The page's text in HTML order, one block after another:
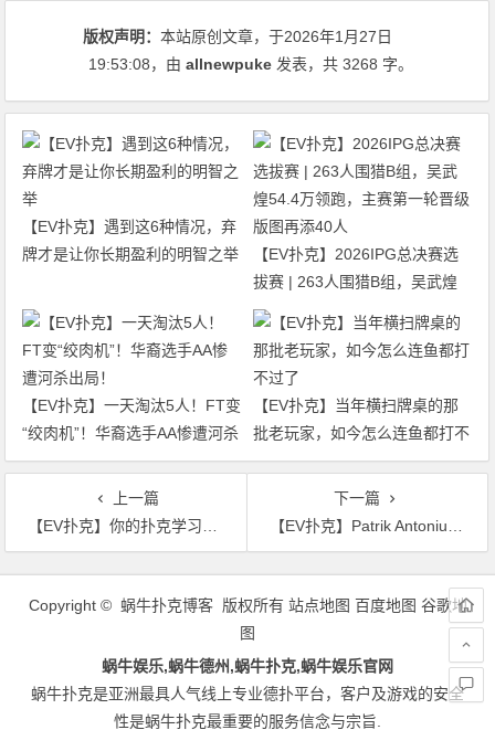
版权声明：本站原创文章，于2026年1月27日
19:53:08，由allnewpuke 发表，共 3268 字。
【EV扑克】遇到这6种情况，弃
牌才是让你长期盈利的明智之举
【EV扑克】2026IPG总决赛选
拔赛 | 263人围猎B组，吴武煌
54.4万领跑，主赛第一轮晋级版
【EV扑克】一天淘汰5人！FT变
“绞肉机”！华裔选手AA惨遭河杀
出局！
【EV扑克】当年横扫牌桌的那
批老玩家，如今怎么连鱼都打不
过了
上一篇
【EV扑克】你的扑克学习方式过时了吗？Galfond 对比新旧“学习金字塔”揭示高效秘诀
下一篇
【EV扑克】Patrik Antonius：在一切都可计算的年代，扑克高手靠什么赢？
文
Copyright © 蜗牛扑克博客 版权所有 站点地图 百度地图 谷歌地
图
蜗牛娱乐,蜗牛德州,蜗牛扑克,蜗牛娱乐官网
蜗牛扑克是亚洲最具人气线上专业德扑平台，客户及游戏的安全
性是蜗牛扑克最重要的服务信念与宗旨.